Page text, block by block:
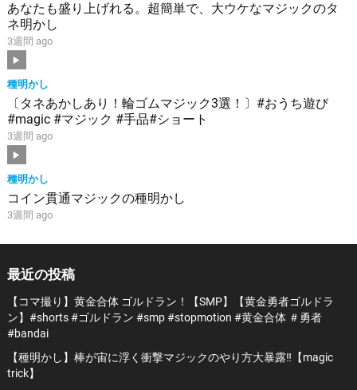
あなたも盛り上げれる。超簡単で、大ウケなマジックのタ
ネ明かし
3週間 ago
種明かし
〔タネあかしあり！輪ゴムマジック3選！〕#おうち遊び
#magic #マジック #手品#ショート
3週間 ago
種明かし
コイン貫通マジックの種明かし
3週間 ago
最近の投稿
【コマ撮り】黄金合体 ゴルドラン！【SMP】【黄金勇者ゴルドラ
ン】#shorts #ゴルドラン #smp #stopmotion #黄金合体 ＃勇者
#bandai
【種明かし】棒が宙に浮く衝撃マジックのやり方大暴露‼️【magic
trick】